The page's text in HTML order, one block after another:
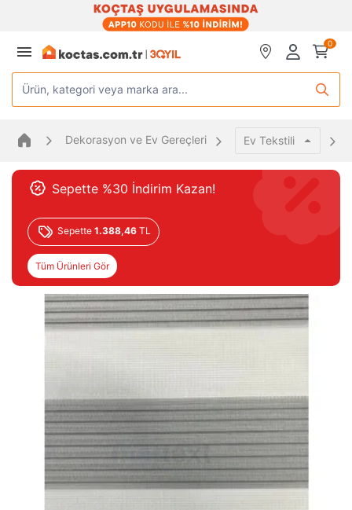
0
Ürün, kategori veya marka ara...
Dekorasyon ve Ev Gereçleri Ev Tekstili
Sepette %30 İndirim Kazan!
Sepette 1.388,46 TL
Tüm Ürünleri Gör